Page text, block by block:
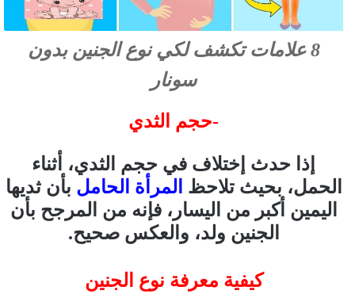
8 علامات تكشف لكي نوع الجنين بدون
سونار
-حجم الثدي
إذا حدث إختلاف في حجم الثدي، أثناء
الحمل، بحيث تلاحظ المرأة الحامل بأن ثديها
اليمين أكبر من اليسار، فإنه من المرجح بأن
الجنين ولد، والعكس صحيح.
كيفية معرفة نوع الجنين